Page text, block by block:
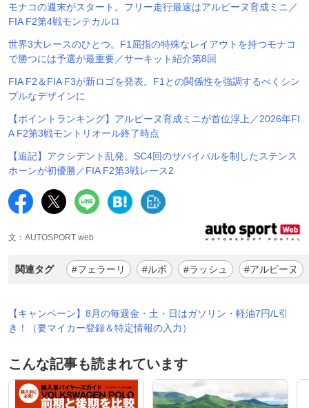
モナコの週末がスタート。フリー走行最速はアルピーヌ育成ミニ／
FIA F2第4戦モンテカルロ
世界3大レースのひとつ。F1屈指の特殊なレイアウトを持つモナコ
で勝つには予選が最重要／サーキット紹介第8回
FIA F2＆FIA F3が新ロゴを発表。F1との関係性を強調するべくシン
プルなデザインに
【ポイントランキング】アルピーヌ育成ミニが首位浮上／2026年FI
A F2第3戦モントリオール終了時点
【追記】アクシデント乱発。SC4回のサバイバルを制したステンス
ホーンが初優勝／FIA F2第3戦レース2
文：AUTOSPORT web
関連タグ #フェラーリ #ルポ #ラッシュ #アルピーヌ
【キャンペーン】8月の毎週金・土・日はガソリン・軽油7円/L引
き！（要マイカー登録＆特定情報の入力）
こんな記事も読まれています